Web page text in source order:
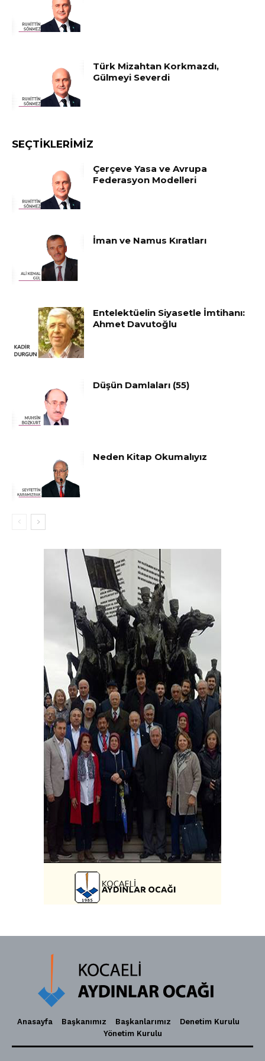
Türk Mizahtan Korkmazdı,
Gülmeyi Severdi
SEÇTIKLERIMIZ
Çerçeve Yasa ve Avrupa
Federasyon Modelleri
İman ve Namus Kıratları
Entelektüelin Siyasetle İmtihanı:
Ahmet Davutoğlu
Düşün Damlaları (55)
Neden Kitap Okumalıyız
Anasayfa Başkanımız Başkanlarımız
Denetim Kurulu
Yönetim Kurulu